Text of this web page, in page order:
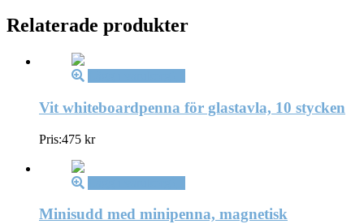
Relaterade produkter
Vit whiteboardpenna för glastavla, 10 stycken
Pris:475 kr
Minisudd med minipenna, magnetisk